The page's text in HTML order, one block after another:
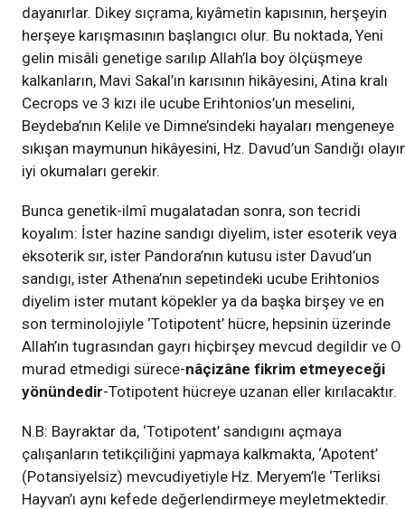
dayanırlar. Dikey sıçrama, kıyâmetin kapısının, herşeyin
herşeye karışmasının başlangıcı olur. Bu noktada, Yeni
gelin misâli genetige sarılıp Allah’la boy ölçüşmeye
kalkanların, Mavi Sakal’ın karısının hikâyesini, Atina kralı
Cecrops ve 3 kızı ile ucube Erihtonios’un meselini,
Beydeba’nın Kelile ve Dimne’sindeki hayaları mengeneye
sıkışan maymunun hikâyesini, Hz. Davud’un Sandığı
iyi okumaları gerekir.
Bunca genetik-ilmî mugalatadan sonra, son tecridi
koyalım: İster hazine sandıgı diyelim, ister esoterik veya
eksoterik sır, ister Pandora’nın kutusu ister Davud’un
sandıgı, ister Athena’nın sepetindeki ucube Erihtonios
diyelim ister mutant köpekler ya da başka birşey ve en
son terminolojiyle ‘Totipotent’ hücre, hepsinin üzerinde
Allah’ın tugrasından gayrı hiçbirşey mevcud degildir ve O
murad etmedigi sürece-nâçizâne fikrim etmeyeceği
yönündedir-Totipotent hücreye uzanan eller kırılacaktır.
N.B: Bayraktar da, ‘Totipotent’ sandıgını açmaya
çalışanların tetikçiliğini yapmaya kalkmakta, ‘Apotent’
(Potansiyelsiz) mevcudiyetiyle Hz. Meryem’le ‘Terliksi
Hayvan’ı aynı kefede değerlendirmeye meyletmektedir.